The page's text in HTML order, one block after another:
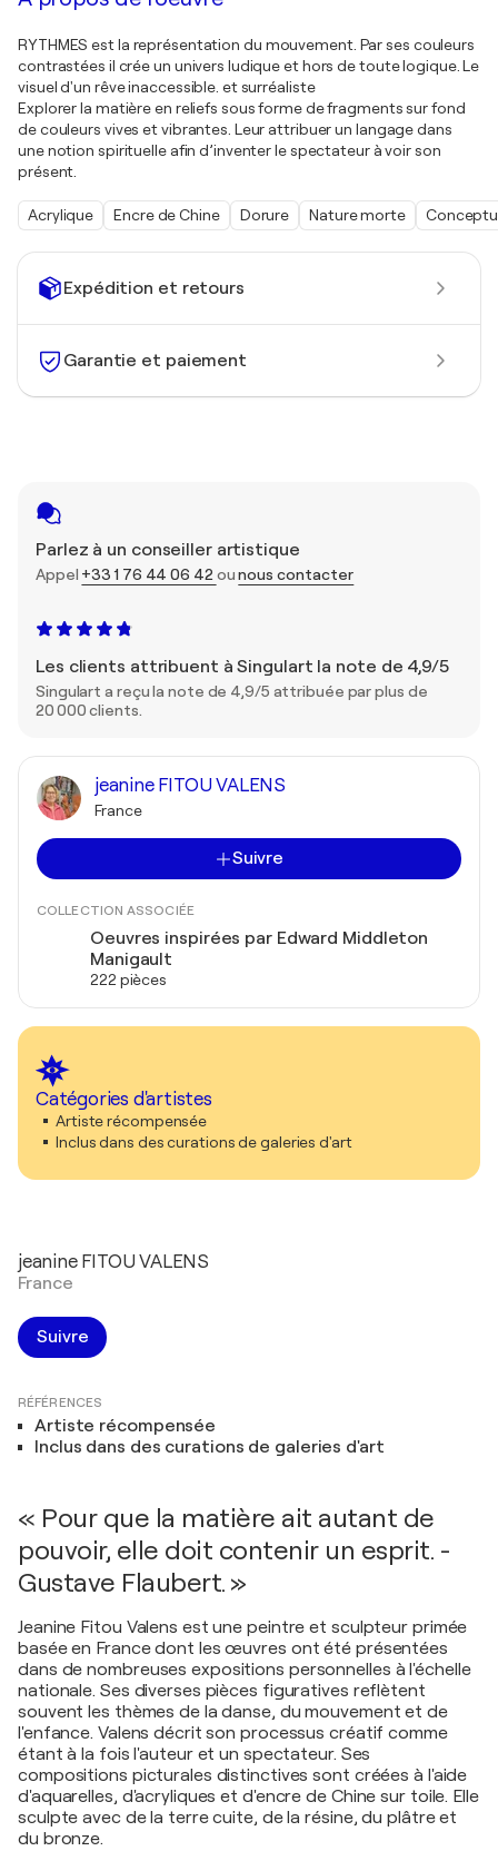
Expédition et retours
Garantie et paiement
Parlez à un conseiller artistique
Appel +33 1 76 44 06 42ounous contacter
Les clients attribuent à Singulart la note de 4,9/5
Singulart a reçu la note de 4,9/5 attribuée par plus de
20 000 clients.
jeanine FITOU VALENS
France
Suivre
COLLECTION ASSOCIÉE
Oeuvres inspirées par Edward Middleton
Manigault
222 pièces
Catégories d'artistes
Artiste récompensée
Inclus dans des curations de galeries d'art
RYTHMES est la représentation du mouvement. Par ses couleurs
contrastées il crée un univers ludique et hors de toute logique. Le
visuel d'un rêve inaccessible. et surréaliste
Explorer la matière en reliefs sous forme de fragments sur fond
de couleurs vives et vibrantes. Leur attribuer un langage dans
une notion spirituelle afin d’inventer le spectateur à voir son
présent.
Acrylique Encre de Chine Dorure Nature morte
jeanine FITOU VALENS
France
Suivre
RÉFÉRENCES
Artiste récompensée
Inclus dans des curations de galeries d'art
« Pour que la matière ait autant de
pouvoir, elle doit contenir un esprit. -
Gustave Flaubert. »
Jeanine Fitou Valens est une peintre et sculpteur primée
basée en France dont les œuvres ont été présentées
dans de nombreuses expositions personnelles à l'échelle
nationale. Ses diverses pièces figuratives reflètent
souvent les thèmes de la danse, du mouvement et de
l'enfance. Valens décrit son processus créatif comme
étant à la fois l'auteur et un spectateur. Ses
compositions picturales distinctives sont créées à l'aide
d'aquarelles, d'acryliques et d'encre de Chine sur toile. Elle
sculpte avec de la terre cuite, de la résine, du plâtre et
du bronze.